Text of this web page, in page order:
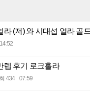
라 (저) 와 시대섭 얼라 골
14:52
렙 후기 로크홀라
434 07:59